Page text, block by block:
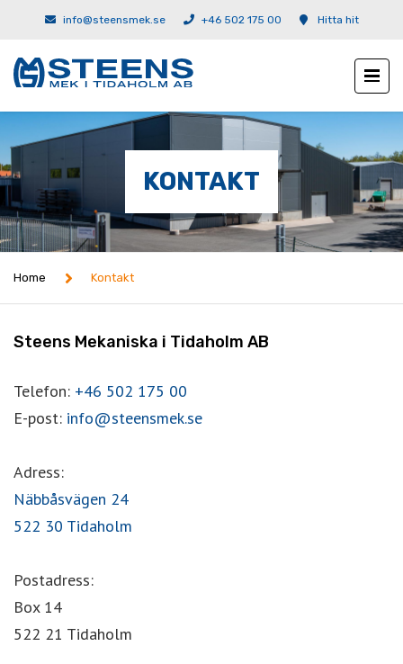
info@steensmek.se +46 502 175 00 Hitta hit
KONTAKT
Home Kontakt
Steens Mekaniska i Tidaholm AB
Telefon: +46 502 175 00
E-post: info@steensmek.se
Adress:
Näbbåsvägen 24
522 30 Tidaholm
Postadress:
Box 14
522 21 Tidaholm